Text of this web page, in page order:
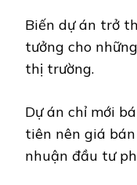
Biến dự án trở
tưởng cho
thị trường.
Dự án chỉ mới
tiên nên giá
nhuận đầu tư